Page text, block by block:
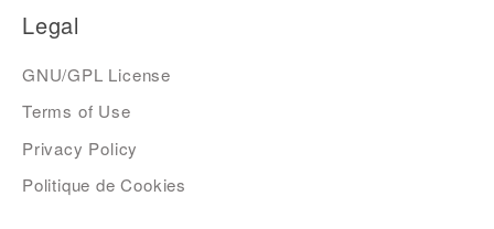
Legal
GNU/GPL License
Terms of Use
Privacy Policy
Politique de Cookies